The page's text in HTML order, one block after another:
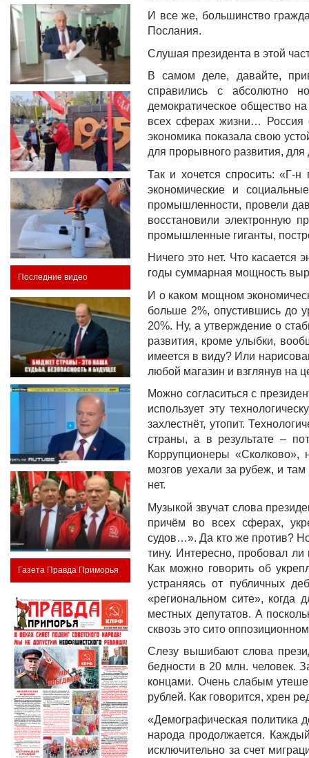
Последние видео
Газета Правда Приморья
И все же, большинство
Послания.
Слушая президента в этой
В самом деле, давайте,
справились с абсолютно
демократическое общество
всех сферах жизни…
экономика показала свою
для прорывного развития,
Так и хочется спросить: «Г-
экономические и
промышленности, провели
восстановили электронную
промышленные гиганты,
Ничего это нет. Что касается
годы суммарная мощность
И о каком мощном
больше 2%, опустившись до
20%. Ну, а утверждение о
развития, кроме улыбки,
имеется в виду? Или
любой магазин и взглянув на
Можно согласиться с
использует эту
захлестнёт, утопит.
страны, а в результате –
Коррупционеры
мозгов уехали за рубеж, и
нет.
Музыкой звучат слова
причём во всех сферах,
судов…». Да кто же против?
тину. Интересно, пробовал ли
Как можно говорить об
устраняясь от публичных
«региональном сите», когда
местных депутатов. А
сквозь это сито
Слезу вышибают слова
бедности в 20 млн. человек.
концами. Очень слабым
рублей. Как говорится, хрен
«Демографическая политика
народа продолжается.
исключительно за счет